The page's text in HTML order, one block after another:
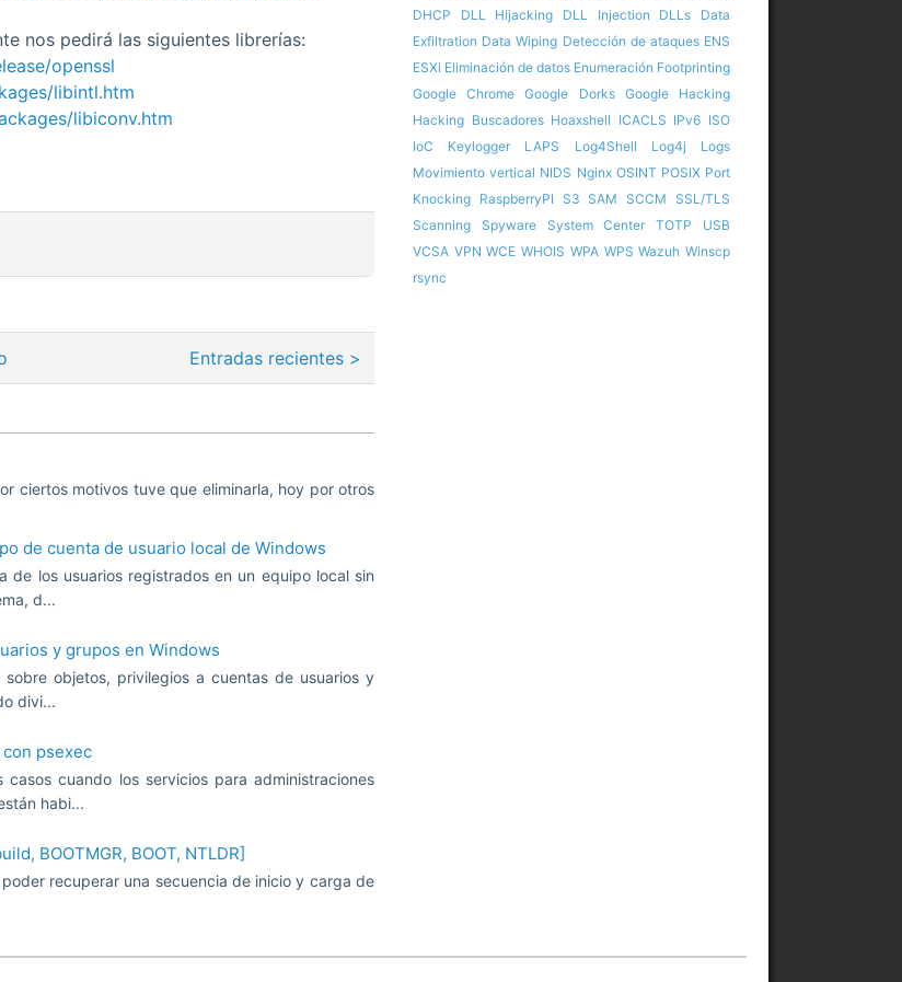
nos pedirá las siguientes librerías:
openssl
libintl.htm
libiconv.htm
Entradas recientes >
ciertos motivos tuve que eliminarla, hoy por otros
de cuenta de usuario local de Windows
de los usuarios registrados en un equipo local sin
d...
y grupos en Windows
objetos, privilegios a cuentas de usuarios y
divi...
psexec
cuando los servicios para administraciones
habi...
BOOTMGR, BOOT, NTLDR]
recuperar una secuencia de inicio y carga de
DHCP
DLL Hijacking DLL Injection DLLs
Data
Exfiltration Data Wiping Detección de ataques ENS
ESXi Eliminación de datos Enumeración Footprinting
Google Chrome
Google Dorks
Google Hacking
Hacking Buscadores Hoaxshell ICACLS IPv6 ISO
IoC
Keylogger LAPS Log4Shell Log4j
Logs
Movimiento vertical NIDS Nginx OSINT POSIX Port
Knocking RaspberryPI S3 SAM SCCM
SSL/TLS
Scanning
Spyware System Center TOTP
USB
VCSA VPN WCE WHOIS WPA WPS Wazuh Winscp
rsync